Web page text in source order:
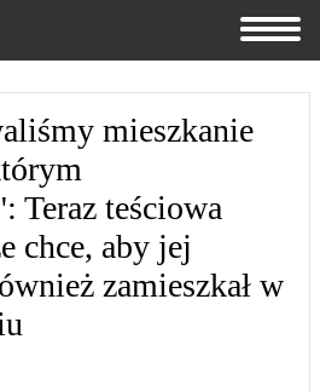
mieszkanie
Teraz teściowa
chce, aby jej
zamieszkał w